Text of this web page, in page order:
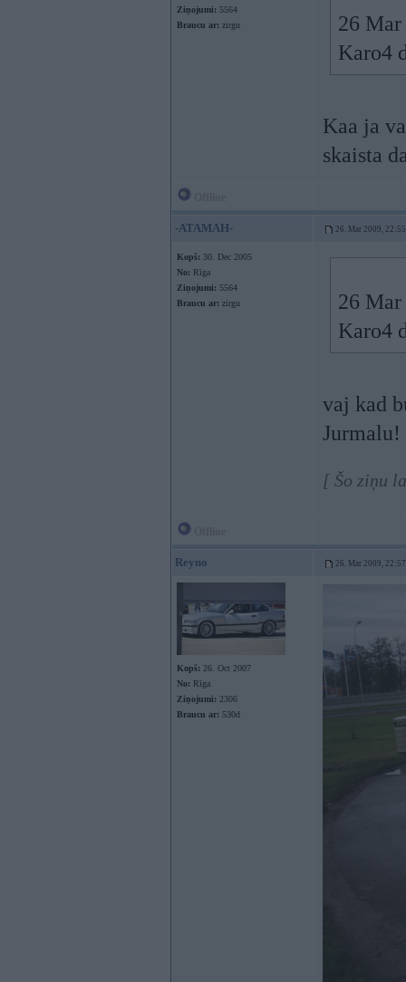
Ziņojumi: 5564
Braucu ar: zirgu
26
Karo4
Kaa ja
skaista
-ATAMAH- 26. Mar 2009, 22:55
Kopš: 30. Dec 2005
No: Rīga
Ziņojumi: 5564
Braucu ar: zirgu
26
Karo4
vaj kad
Jurmalu!
[ Šo ziņu
Reyno 26. Mar 2009, 22:57
Kopš: 26. Oct 2007
No: Rīga
Ziņojumi: 2306
Braucu ar: 530d